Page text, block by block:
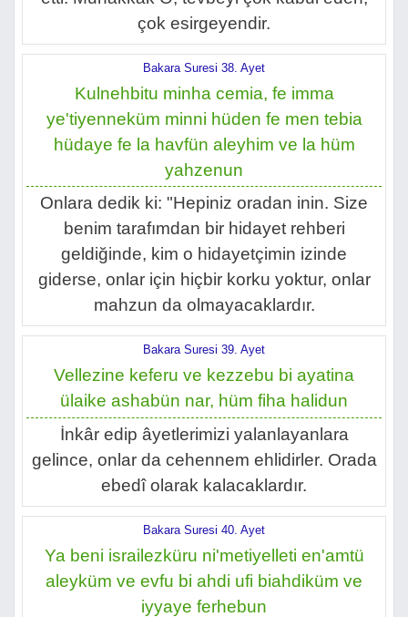
çok esirgeyendir.
Bakara Suresi 38. Ayet
Kulnehbitu minha cemia, fe imma
ye'tiyenneküm minni hüden fe men tebia
hüdaye fe la havfün aleyhim ve la hüm
yahzenun
Onlara dedik ki: "Hepiniz oradan inin. Size
benim tarafımdan bir hidayet rehberi
geldiğinde, kim o hidayetçimin izinde
giderse, onlar için hiçbir korku yoktur, onlar
mahzun da olmayacaklardır.
Bakara Suresi 39. Ayet
Vellezine keferu ve kezzebu bi ayatina
ülaike ashabün nar, hüm fiha halidun
İnkâr edip âyetlerimizi yalanlayanlara
gelince, onlar da cehennem ehlidirler. Orada
ebedî olarak kalacaklardır.
Bakara Suresi 40. Ayet
Ya beni israilezküru ni'metiyelleti en'amtü
aleyküm ve evfu bi ahdi ufi biahdiküm ve
iyyaye ferhebun